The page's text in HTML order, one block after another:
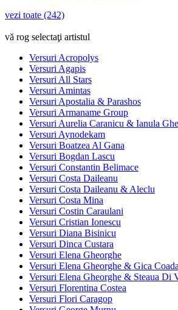
vezi toate (242)
vă rog selectaţi artistul
Versuri Acropolys
Versuri Agapis
Versuri All Stars
Versuri Amintas
Versuri Apostalia & Parashos
Versuri Armaname Group
Versuri Aurelia Caranicu & Ianula
Versuri Aynodekam
Versuri Boatzea Al Gana
Versuri Bogdan Lascu
Versuri Constantin Belimace
Versuri Costa Daileanu
Versuri Costa Daileanu & Aleclu
Versuri Costa Mina
Versuri Costin Caraulani
Versuri Cristian Ionescu
Versuri Diana Bisinicu
Versuri Dinca Custara
Versuri Elena Gheorghe
Versuri Elena Gheorghe & Gica Coada
Versuri Elena Gheorghe & Steaua Di
Versuri Florentina Costea
Versuri Flori Caragop